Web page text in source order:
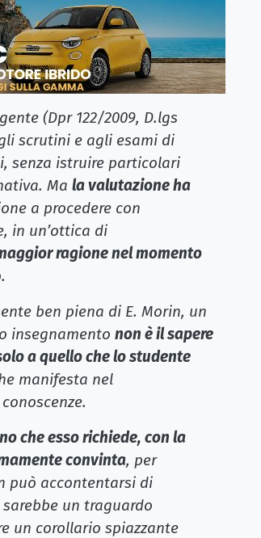
(Dpr 122/2009, D.lgs
scrutini e agli esami di
senza istruire particolari
Ma la valutazione ha
a procedere con
in un’ottica di
ragione nel momento
ben piena di E. Morin, un
insegnamento non è il sapere
a quello che lo studente
manifesta nel
che esso richiede, con la
convinta, per
può accontentarsi di
un traguardo
un corollario spiazzante